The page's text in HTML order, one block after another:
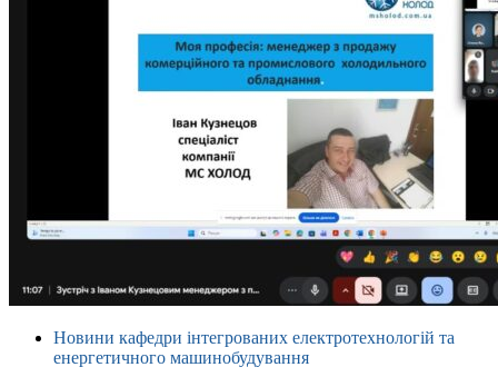
Новини кафедри інтегрованих електротехнологій та
енергетичного машинобудування